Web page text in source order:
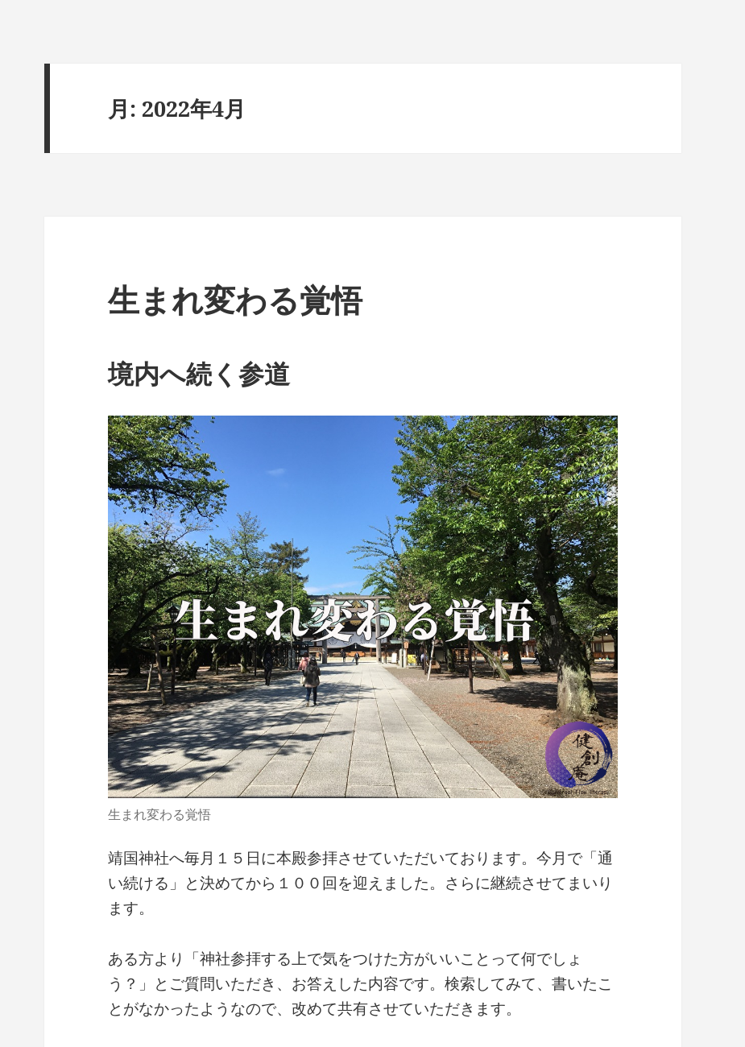
月: 2022年4月
生まれ変わる覚悟
境内へ続く参道
生まれ変わる覚悟
靖国神社へ毎月１５日に本殿参拝させていただいております。今月で「通
い続ける」と決めてから１００回を迎えました。さらに継続させてまいり
ます。
ある方より「神社参拝する上で気をつけた方がいいことって何でしょ
う？」とご質問いただき、お答えした内容です。検索してみて、書いたこ
とがなかったようなので、改めて共有させていただきます。